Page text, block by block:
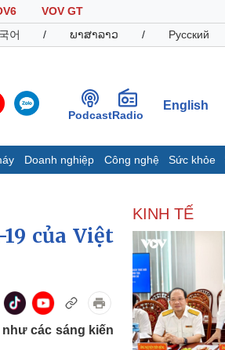
VOV GT
어 / ພາສາລາວ / Русский
PodcastRadio
English
Doanh nghiệp Công nghệ Sức khỏe
Bất động sản
Khởi nghiệp
Doanh nghiệp
Thông tin doanh nghiệp
của Việt
các sáng kiến
KINH TẾ